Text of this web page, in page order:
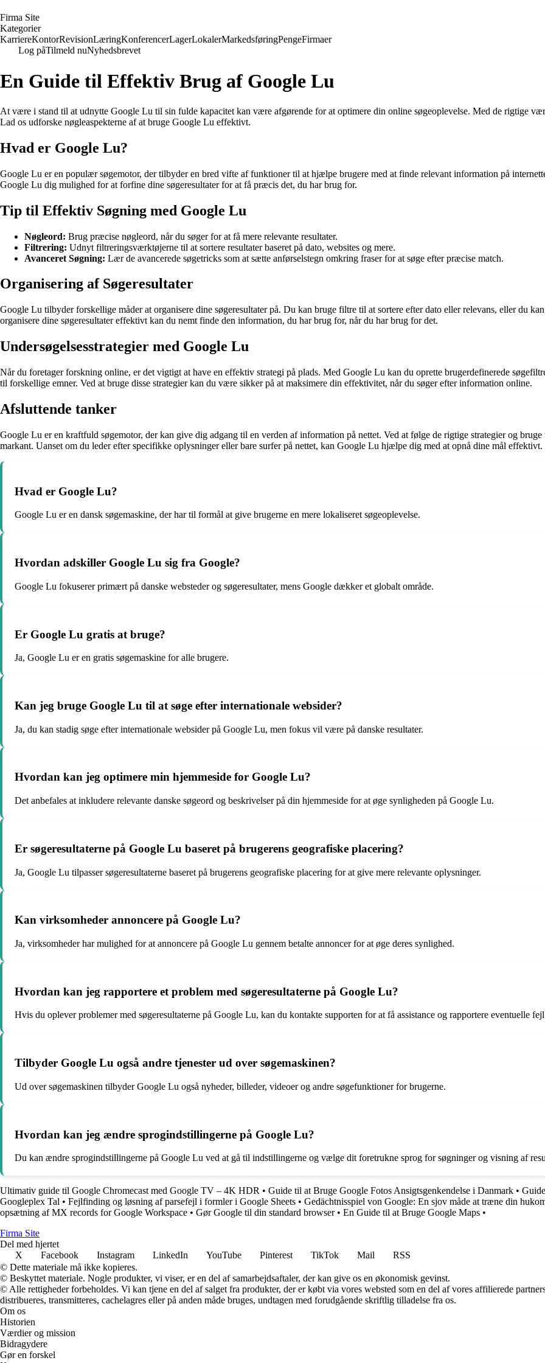
Firma Site
Kategorier
KarriereKontorRevisionLæringKonferencerLagerLokalerMarkedsføringPengeFirmaer
Log påTilmeld nuNyhedsbrevet
En Guide til Effektiv Brug af Google Lu
At være i stand til at udnytte Google Lu til sin fulde kapacitet kan være afgørende for at optimere din online søgeoplevelse. Med de rigtige
Lad os udforske nøgleaspekterne af at bruge Google Lu effektivt.
Hvad er Google Lu?
Google Lu er en populær søgemotor, der tilbyder en bred vifte af funktioner til at hjælpe brugere med at finde relevant information på
Google Lu dig mulighed for at forfine dine søgeresultater for at få præcis det, du har brug for.
Tip til Effektiv Søgning med Google Lu
Nøgleord: Brug præcise nøgleord, når du søger for at få mere relevante resultater.
Filtrering: Udnyt filtreringsværktøjerne til at sortere resultater baseret på dato, websites og mere.
Avanceret Søgning: Lær de avancerede søgetricks som at sætte anførselstegn omkring fraser for at søge efter præcise match.
Organisering af Søgeresultater
Google Lu tilbyder forskellige måder at organisere dine søgeresultater på. Du kan bruge filtre til at sortere efter dato eller relevans, eller du
organisere dine søgeresultater effektivt kan du nemt finde den information, du har brug for, når du har brug for det.
Undersøgelsesstrategier med Google Lu
Når du foretager forskning online, er det vigtigt at have en effektiv strategi på plads. Med Google Lu kan du oprette brugerdefinerede
til forskellige emner. Ved at bruge disse strategier kan du være sikker på at maksimere din effektivitet, når du søger efter information online.
Afsluttende tanker
Google Lu er en kraftfuld søgemotor, der kan give dig adgang til en verden af information på nettet. Ved at følge de rigtige strategier og
markant. Uanset om du leder efter specifikke oplysninger eller bare surfer på nettet, kan Google Lu hjælpe dig med at opnå dine mål effektivt.
Hvad er Google Lu?
Google Lu er en dansk søgemaskine, der har til formål at give brugerne en mere lokaliseret søgeoplevelse.
Hvordan adskiller Google Lu sig fra Google?
Google Lu fokuserer primært på danske websteder og søgeresultater, mens Google dækker et globalt område.
Er Google Lu gratis at bruge?
Ja, Google Lu er en gratis søgemaskine for alle brugere.
Kan jeg bruge Google Lu til at søge efter internationale websider?
Ja, du kan stadig søge efter internationale websider på Google Lu, men fokus vil være på danske resultater.
Hvordan kan jeg optimere min hjemmeside for Google Lu?
Det anbefales at inkludere relevante danske søgeord og beskrivelser på din hjemmeside for at øge synligheden på Google Lu.
Er søgeresultaterne på Google Lu baseret på brugerens geografiske placering?
Ja, Google Lu tilpasser søgeresultaterne baseret på brugerens geografiske placering for at give mere relevante oplysninger.
Kan virksomheder annoncere på Google Lu?
Ja, virksomheder har mulighed for at annoncere på Google Lu gennem betalte annoncer for at øge deres synlighed.
Hvordan kan jeg rapportere et problem med søgeresultaterne på Google Lu?
Hvis du oplever problemer med søgeresultaterne på Google Lu, kan du kontakte supporten for at få assistance og rapportere eventuelle
Tilbyder Google Lu også andre tjenester ud over søgemaskinen?
Ud over søgemaskinen tilbyder Google Lu også nyheder, billeder, videoer og andre søgefunktioner for brugerne.
Hvordan kan jeg ændre sprogindstillingerne på Google Lu?
Du kan ændre sprogindstillingerne på Google Lu ved at gå til indstillingerne og vælge dit foretrukne sprog for søgninger og visning af
Ultimativ guide til Google Chromecast med Google TV – 4K HDR • Guide til at Bruge Google Fotos Ansigtsgenkendelse i Danmark •
Googleplex Tal • Fejlfinding og løsning af parsefejl i formler i Google Sheets • Gedächtnisspiel von Google: En sjov måde at træne din
opsætning af MX records for Google Workspace • Gør Google til din standard browser• En Guide til at Bruge Google Maps •
Firma Site
Del med hjertet
X
Facebook Instagram LinkedIn YouTube Pinterest TikTok Mail
RSS
© Dette materiale må ikke kopieres.
© Beskyttet materiale. Nogle produkter, vi viser, er en del af samarbejdsaftaler, der kan give os en økonomisk gevinst.
© Alle rettigheder forbeholdes. Vi kan tjene en del af salget fra produkter, der er købt via vores websted som en del af vores affilierede
distribueres, transmitteres, cachelagres eller på anden måde bruges, undtagen med forudgående skriftlig tilladelse fra os.
Om os
Historien
Værdier og mission
Bidragydere
Gør en forskel